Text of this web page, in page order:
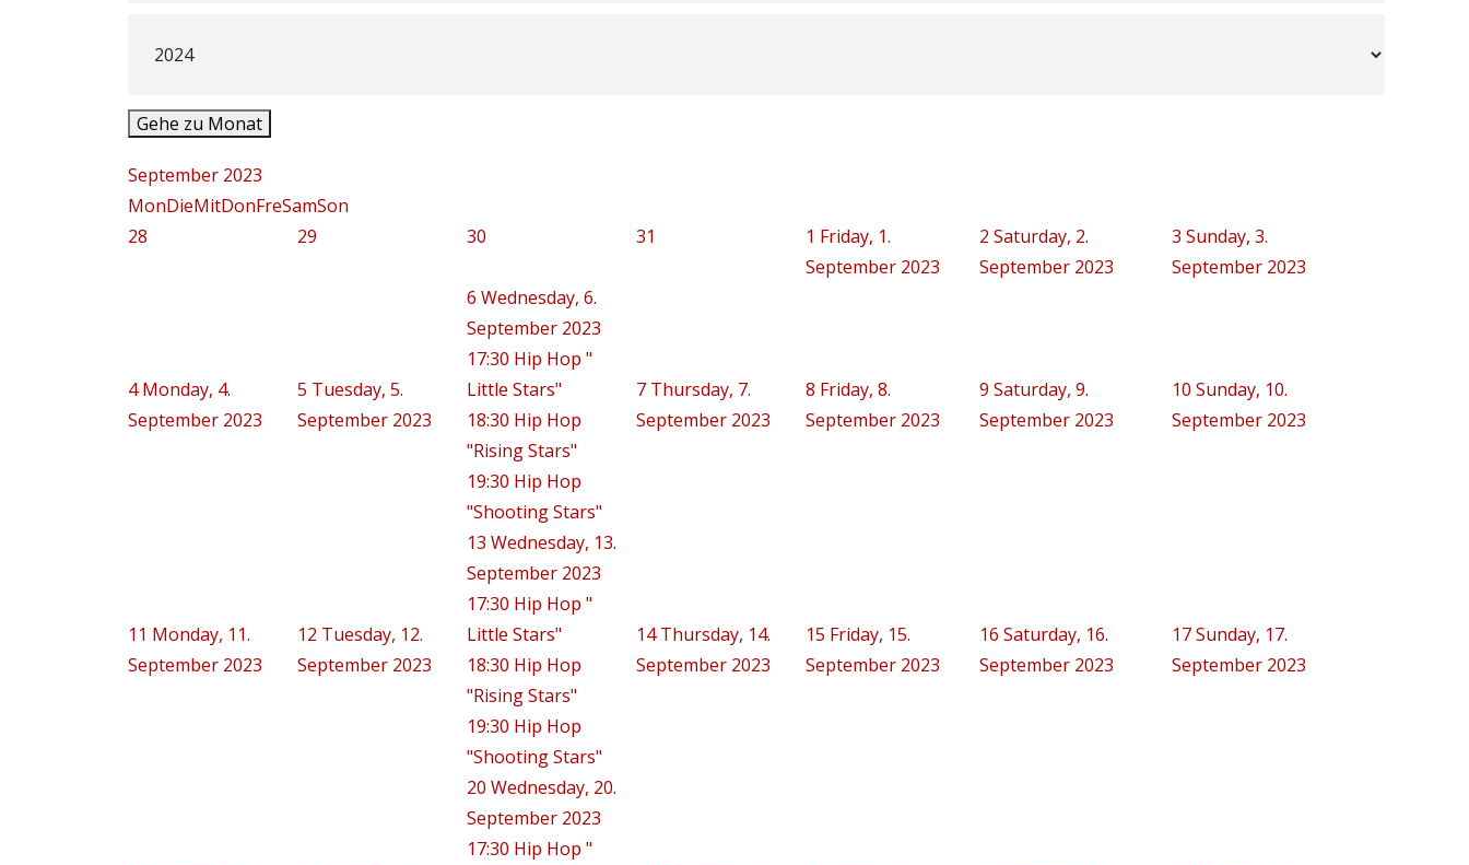
Gehe zu Monat
September 2023
MonDieMitDonFreSamSon
28
29 30 31 1 Friday, 1.
September 2023
2 Saturday, 2.
September 2023
3 Sunday, 3.
September 2023
4 Monday, 4.
September 2023
5 Tuesday, 5.
September 2023
6 Wednesday, 6.
September 2023
17:30 Hip Hop "
Little Stars"
18:30 Hip Hop
"Rising Stars"
19:30 Hip Hop
"Shooting Stars"
7 Thursday, 7.
September 2023
8 Friday, 8.
September 2023
9 Saturday, 9.
September 2023
10 Sunday, 10.
September 2023
11 Monday, 11.
September 2023
12 Tuesday, 12.
September 2023
13 Wednesday, 13.
September 2023
17:30 Hip Hop "
Little Stars"
18:30 Hip Hop
"Rising Stars"
19:30 Hip Hop
"Shooting Stars"
14 Thursday, 14.
September 2023
15 Friday, 15.
September 2023
16 Saturday, 16.
September 2023
17Sunday, 17.
September 2023
20 Wednesday, 20.
September 2023
17:30 Hip Hop "